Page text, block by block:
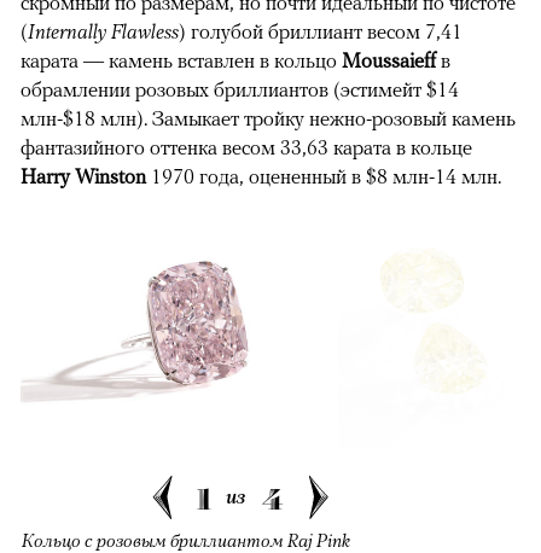
(Internally Flawless) голубой бриллиант весом 7,41
карата — камень вставлен в кольцо Moussaieffв
обрамлении розовых бриллиантов (эстимейт $14
млн-$18 млн). Замыкает тройку нежно-розовый камень
фантазийного оттенка весом 33,63 карата в кольце
Harry Winston1970 года, оцененный в $8 млн-14 млн.
1 из 4
Кольцо с розовым бриллиантом Raj Pink